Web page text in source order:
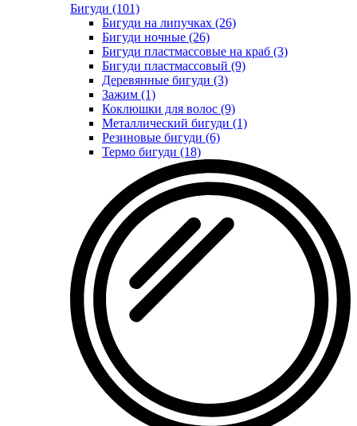
Бигуди (101)
Бигуди на липучках (26)
Бигуди ночные (26)
Бигуди пластмассовые на краб (3)
Бигуди пластмассовый (9)
Деревянные бигуди (3)
Зажим (1)
Коклюшки для волос (9)
Металлический бигуди (1)
Резиновые бигуди (6)
Термо бигуди (18)